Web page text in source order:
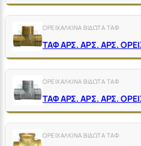
ΟΡΕΙΧΑΛΚΙΝΑ ΒΙΔΩΤΑ ΤΑΦ
ΤΑΦ ΑΡΣ. ΑΡΣ. ΑΡΣ.
ΟΡΕΙΧΑΛΚΙΝΑ ΒΙΔΩΤΑ ΤΑΦ
ΤΑΦ ΑΡΣ. ΑΡΣ. ΑΡΣ.
ΟΡΕΙΧΑΛΚΙΝΑ ΒΙΔΩΤΑ ΤΑΦ